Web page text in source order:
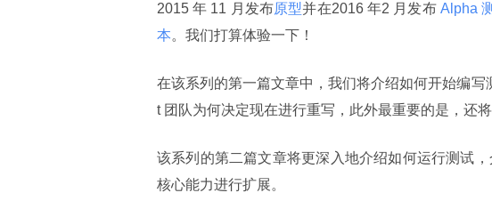
2015 年 11 月发布原型并在2016 年2 月发布 Alpha
本。我们打算体验一下！
在该系列的第一篇文章中，我们将介绍如何开始编
t 团队为何决定现在进行重写，此外最重要的是，还
该系列的第二篇文章将更深入地介绍如何运行测试
核心能力进行扩展。